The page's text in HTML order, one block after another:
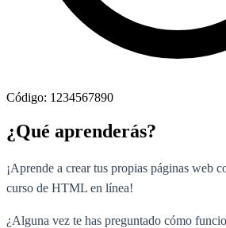
Código: 1234567890
¿Qué aprenderás?
¡Aprende a crear tus propias páginas web
curso de HTML en línea!
¿Alguna vez te has preguntado cómo